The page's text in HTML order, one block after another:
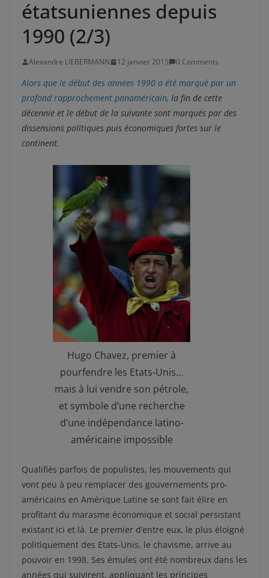
étatsuniennes depuis
1990 (2/3)
Alexandre LIEBERMANN 12 janvier 2015 0 Comments
Alors que le début des années 1990 a été marqué par un
profond rapprochement panaméricain, la fin de cette
décennie et le début de la suivante sont marqués par des
dissensions politiques puis économiques fortes sur le
continent.
Hugo Chavez, premier à
pourfendre les Etats-Unis…
mais à lui vendre son pétrole,
et symbole d’une recherche
d’une indépendance latino-
américaine impossible
Qualifiés parfois de populistes, les mouvements qui
vont peu à peu remplacer des gouvernements pro-
américains en Amérique Latine se sont fait élire en
profitant du marasme économique et social persistant
existant ici et là. Le premier d’entre eux, le plus éloigné
politiquement des Etats-Unis, le chavisme, arrive au
pouvoir en 1998. Ses émules ont été nombreux dans les
années qui suivirent, appliquant les principes